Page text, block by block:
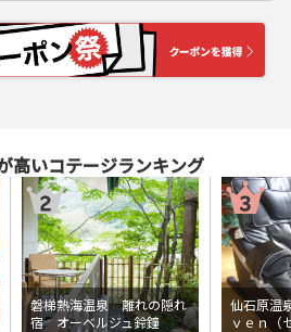
高いコテージランキング
磐梯熱海温泉 離れの隠れ
宿 オーベルジュ鈴鐘
仙石原
ｖｅｎ（